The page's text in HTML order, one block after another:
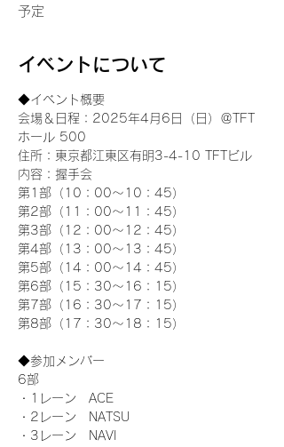
予定
イベントについて
◆イベント概要
会場＆日程：2025年4月6日（日）＠TFT
ホール 500
住所：東京都江東区有明3-4-10 TFTビル
内容：握手会
第1部（10：00～10：45）
第2部（11：00～11：45）
第3部（12：00～12：45）
第4部（13：00～13：45）
第5部（14：00～14：45）
第6部（15：30～16：15）
第7部（16：30～17：15）
第8部（17：30～18：15）
◆参加メンバー
6部
・1レーン　ACE
・2レーン　NATSU
・3レーン　NAVI